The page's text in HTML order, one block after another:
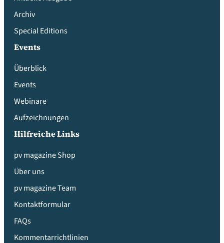
Archiv
Special Editions
Events
Überblick
Events
Webinare
Aufzeichnungen
Hilfreiche Links
pv magazine Shop
Über uns
pv magazine Team
Kontaktformular
FAQs
Kommentarrichtlinien